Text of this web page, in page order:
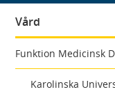
Vård
Funktion Medicinsk
Karolinska